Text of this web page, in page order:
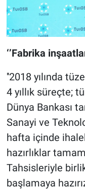
‘’Fabrika
''2018 yılında
4 yıllık süreçte;
Dünya Bankası
Sanayi ve
hafta içinde
hazırlıklar
Tahsisleriyle
başlamaya